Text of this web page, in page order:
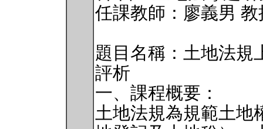
任課教師：廖義男 教
題目名稱：土地法規
評析
一、課程概要：
土地法規為規範土地